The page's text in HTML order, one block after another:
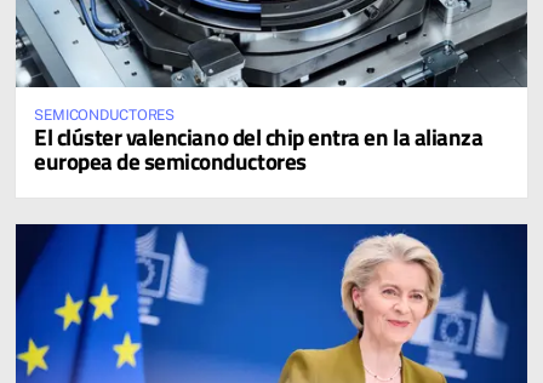
SEMICONDUCTORES
El clúster valenciano del chip entra en la alianza
europea de semiconductores